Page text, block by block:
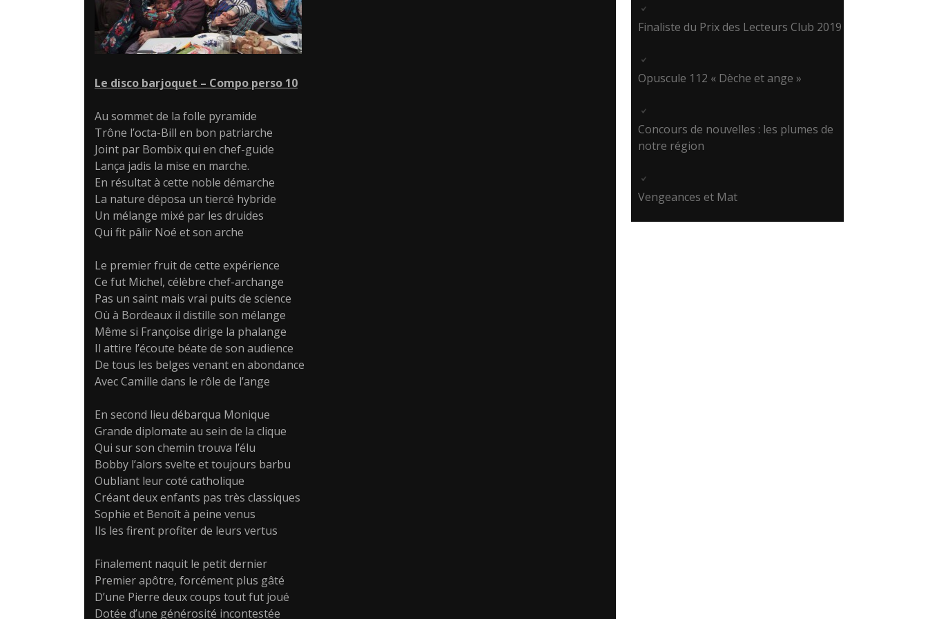
Le disco barjoquet – Compo perso 10
Au sommet de la folle pyramide
Trône l’octa-Bill en bon patriarche
Joint par Bombix qui en chef-guide
Lança jadis la mise en marche.
En résultat à cette noble démarche
La nature déposa un tiercé hybride
Un mélange mixé par les druides
Qui fit pâlir Noé et son arche
Le premier fruit de cette expérience
Ce fut Michel, célèbre chef-archange
Pas un saint mais vrai puits de science
Où à Bordeaux il distille son mélange
Même si Françoise dirige la phalange
Il attire l’écoute béate de son audience
De tous les belges venant en abondance
Avec Camille dans le rôle de l’ange
En second lieu débarqua Monique
Grande diplomate au sein de la clique
Qui sur son chemin trouva l’élu
Bobby l’alors svelte et toujours barbu
Oubliant leur coté catholique
Créant deux enfants pas très classiques
Sophie et Benoît à peine venus
Ils les firent profiter de leurs vertus
Finalement naquit le petit dernier
Premier apôtre, forcément plus gâté
D’une Pierre deux coups tout fut joué
Dotée d’une générosité incontestée
Finaliste du Prix des Lecteurs Club 2019
Opuscule 112 « Dèche et ange »
Concours de nouvelles : les plumes de
notre région
Vengeances et Mat